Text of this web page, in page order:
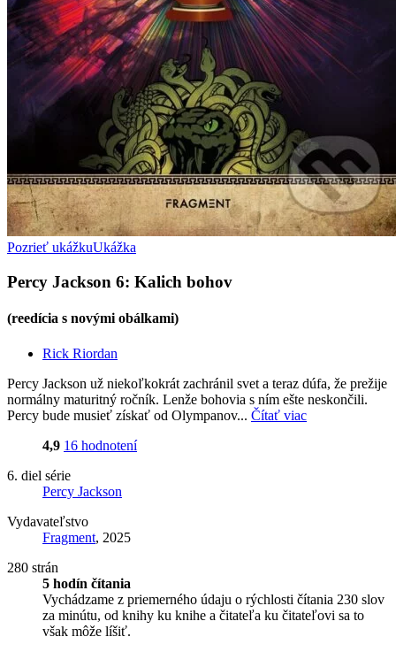
Pozrieť ukážkuUkážka
Percy Jackson 6: Kalich bohov
(reedícia s novými obálkami)
Rick Riordan
Percy Jackson už niekoľkokrát zachránil svet a teraz dúfa, že prežije
normálny maturitný ročník. Lenže bohovia s ním ešte neskončili.
Percy bude musieť získať od Olympanov... Čítať viac
4,9 16 hodnotení
6. diel série
Percy Jackson
Vydavateľstvo
Fragment, 2025
280 strán
5 hodín čítania
Vychádzame z priemerného údaju o rýchlosti čítania 230 slov
za minútu, od knihy ku knihe a čitateľa ku čitateľovi sa to
však môže líšiť.